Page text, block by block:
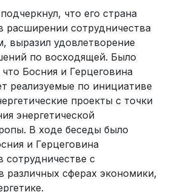
что его страна
расширении сотрудничества
выразил удовлетворение
по восходящей. Было
Босния и Герцеговина
реализуемые по инициативе
проекты с точки
энергетической
В ходе беседы было
и Герцеговина
сотрудничестве с
различных сферах экономики,